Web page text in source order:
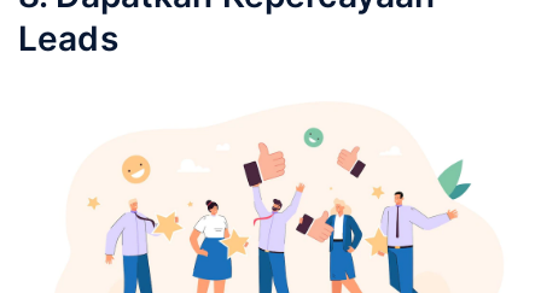
Sebagian besar prospek tidak suka menunggu
minat mereka dapat turun drastis hanya dalam
satu jam. Jangan beri kesempatan mereka untuk
kehilangan minat pada produk Anda atau beralih
ke pesaing.